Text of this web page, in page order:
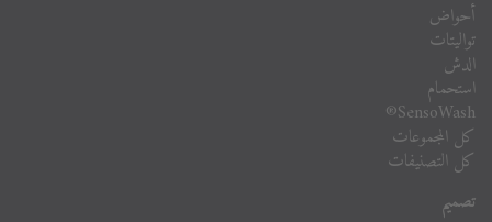
أحواض
تواليتات
الدش
استحمام
SensoWash®
كل المجموعات
كل التصنيفات
تصميم